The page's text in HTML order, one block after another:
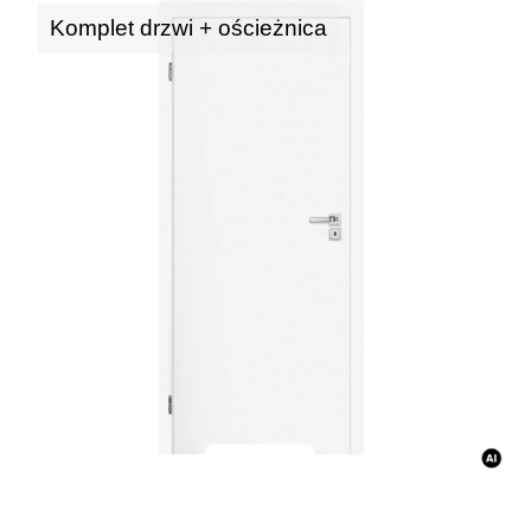
Komplet drzwi + ościeżnica